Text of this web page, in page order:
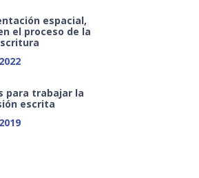
espacial,
el proceso de la
para trabajar la
escrita